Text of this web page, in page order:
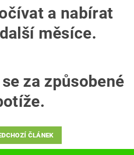
a nabírat
měsíce.
za způsobené
ČLÁNEK